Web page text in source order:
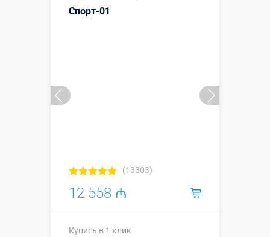
Больше деталей →
Спорт-01
(13303)
12 558 ₼
Купить в 1 клик